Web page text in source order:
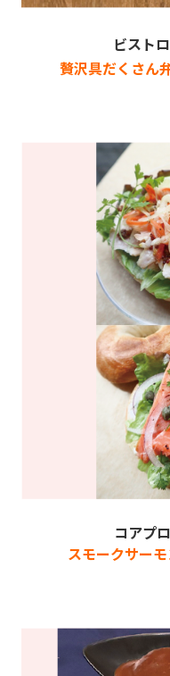
ビスト
贅沢具だくさん
コアプ
スモークサー